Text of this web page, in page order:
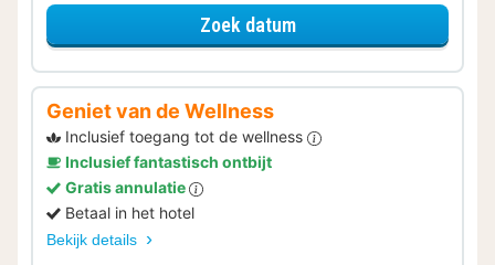
Zoek datumvoor Verblijf & Diner
Geniet van de Wellness
Inclusief toegang tot de wellness
Inclusief fantastisch ontbijt
Gratis annulatie
Betaal in het hotel
Bekijk details